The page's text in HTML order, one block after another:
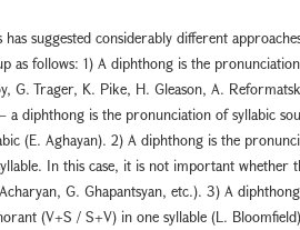
has suggested considerably different
as follows: 1) A diphthong is the
G. Trager, K. Pike, H. Gleason, A.
a diphthong is the pronunciation of syllabic
(E. Aghayan). 2) A diphthong is the
In this case, it is not important whether
G. Ghapantsyan, etc.). 3) A
(V+S / S+V) in one syllable (L.